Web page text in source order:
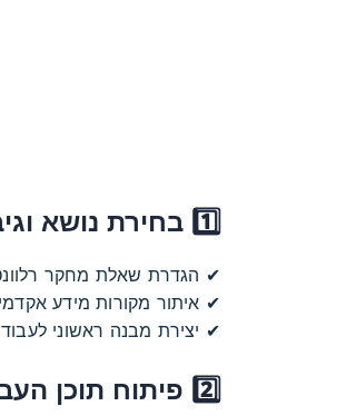
1️⃣ בחירת נושא וגיבוש רעיון
✔ הגדרת שאלת מחקר
✔ איתור מקורות מידע
✔ יצירת מבנה ראשוני
2️⃣ פיתוח תוכן העבודה